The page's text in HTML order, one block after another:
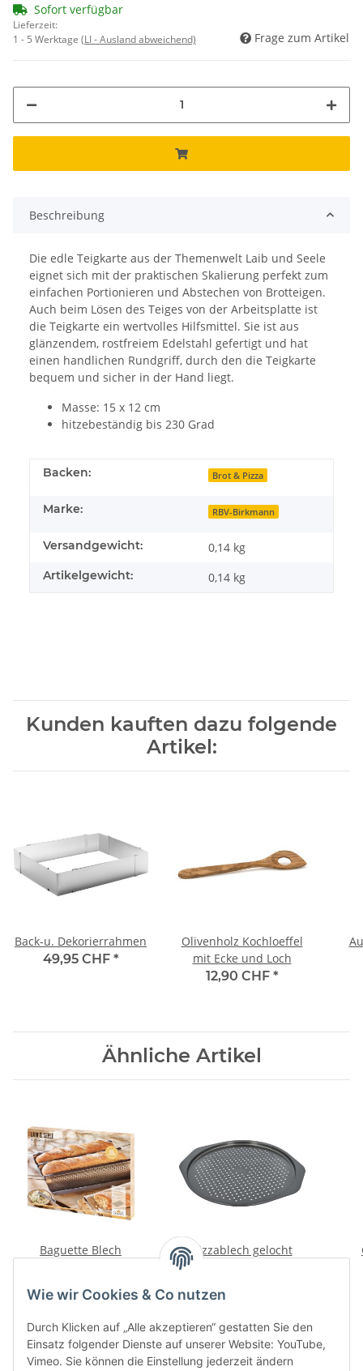
Sofort verfügbar
Lieferzeit:
1 - 5 Werktage (LI - Ausland abweichend) Frage zum Artikel
Beschreibung
Die edle Teigkarte aus der Themenwelt Laib und Seele
eignet sich mit der praktischen Skalierung perfekt zum
einfachen Portionieren und Abstechen von Brotteigen.
Auch beim Lösen des Teiges von der Arbeitsplatte ist
die Teigkarte ein wertvolles Hilfsmittel. Sie ist aus
glänzendem, rostfreiem Edelstahl gefertigt und hat
einen handlichen Rundgriff, durch den die Teigkarte
bequem und sicher in der Hand liegt.
Masse: 15 x 12 cm
hitzebeständig bis 230 Grad
Backen: Brot & Pizza
Marke: RBV-Birkmann
Versandgewicht: 0,14 kg
Artikelgewicht: 0,14 kg
Kunden kauften dazu folgende
Artikel:
Back-u. Dekorierrahmen
49,95 CHF *
Olivenholz Kochloeffel
mit Ecke und Loch
12,90 CHF *
Ähnliche Artikel
Baguette Blech
Pizzablech gelocht
Wie wir Cookies & Co nutzen
Durch Klicken auf „Alle akzeptieren“ gestatten Sie den
Einsatz folgender Dienste auf unserer Website: YouTube,
Vimeo. Sie können die Einstellung jederzeit ändern